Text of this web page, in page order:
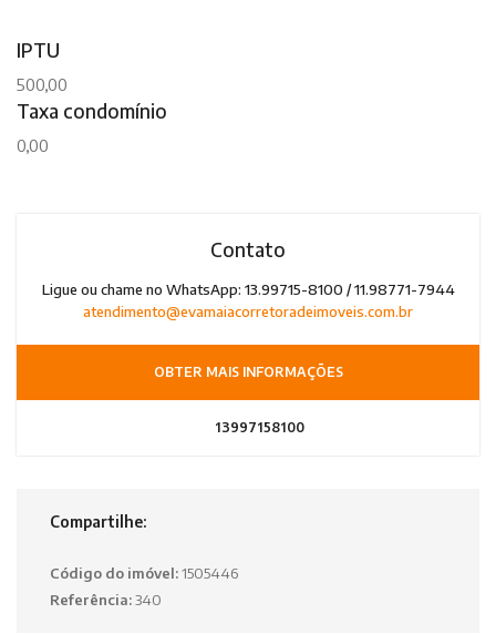
IPTU
500,00
Taxa condomínio
0,00
Contato
Ligue ou chame no WhatsApp: 13.99715-8100 / 11.98771-7944
atendimento@evamaiacorretoradeimoveis.com.br
OBTER MAIS INFORMAÇÕES
13997158100
Compartilhe:
Código do imóvel:1505446
Referência:340